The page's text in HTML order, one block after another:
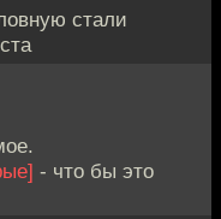
стали
- что бы это